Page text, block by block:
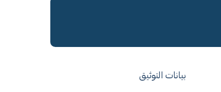
بيانات التوثيق